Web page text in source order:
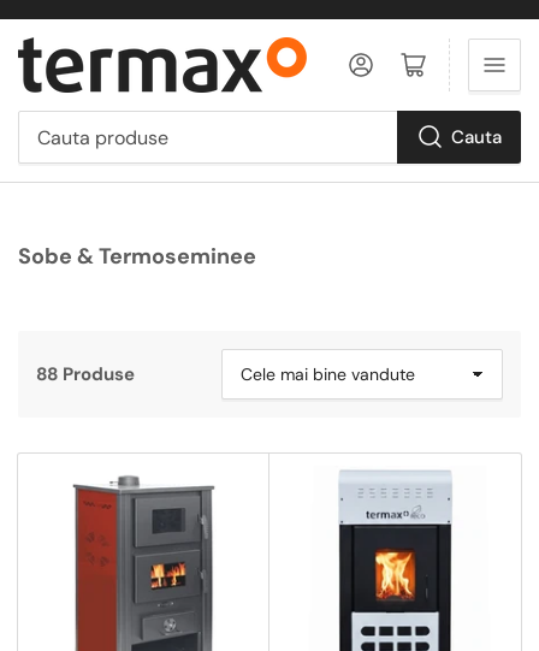
Cauta
Logheaza-te Deschide cos
Sobe & Termoseminee
t
88 Produse